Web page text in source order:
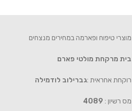
מוצרי טיפוח ופארמה במחירים מנצחים
בית מרקחת מולטי פארם
רוקחת אחראית :גברילוב לודמילה
מס רשיון : 4089